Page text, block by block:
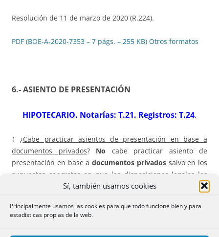
Sí, también usamos cookies
Principalmente usamos las cookies para que todo funcione bien y para
estadísticas propias de la web.
Resolución de 11 de marzo de 2020 (R.224).
PDF (BOE-A-2020-7353 – 7 págs. – 255 KB) Otros formatos
6.- ASIENTO DE PRESENTACIÓN
HIPOTECARIO. Notarías: T.21. Registros: T.24.
1 ¿Cabe practicar asientos de presentación en base a
documentos privados? No cabe practicar asiento de
presentación en base a documentos privadossalvo en los
supuestos concretos en que las disposiciones legales les
atribuyan eficacia registral.
Resolución de 19 de febrero de 2020 (174)